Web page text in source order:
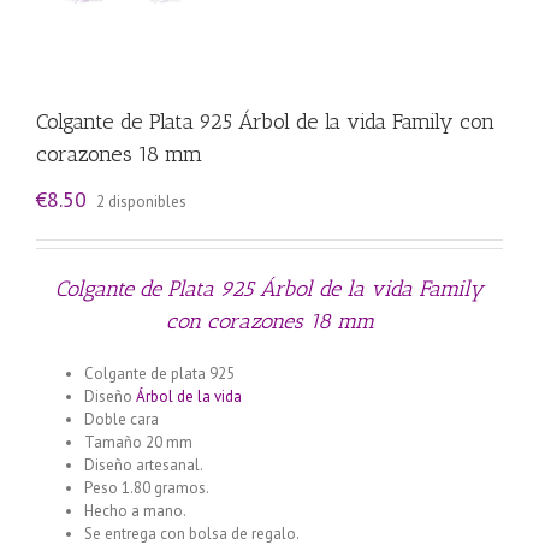
Colgante de Plata 925 Árbol de la vida Family con
corazones 18 mm
€8.50 2 disponibles
Colgante de Plata 925 Árbol de la vida Family
con corazones 18 mm
Colgante de plata 925
Diseño Árbol de la vida
Doble cara
Tamaño 20 mm
Diseño artesanal.
Peso 1.80 gramos.
Hecho a mano.
Se entrega con bolsa de regalo.